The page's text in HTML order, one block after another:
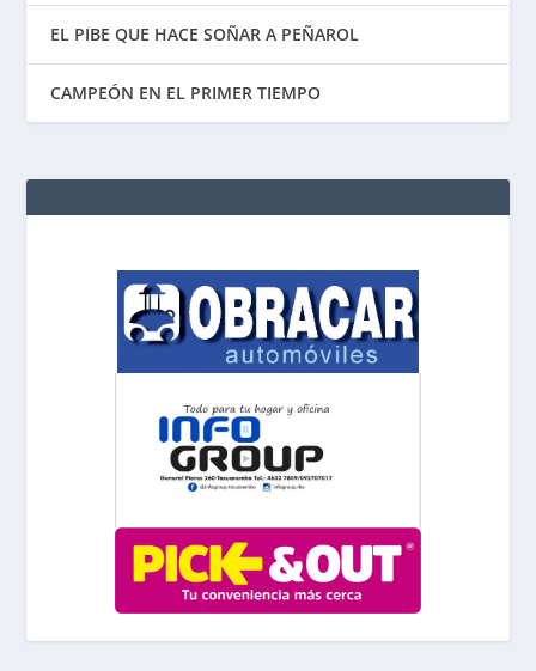
EL PIBE QUE HACE SOÑAR A PEÑAROL
CAMPEÓN EN EL PRIMER TIEMPO